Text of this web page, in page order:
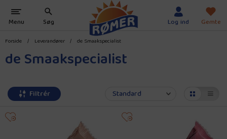
Forside / Leverandører / de Smaakspecialist
de Smaakspecialist
Filtrér